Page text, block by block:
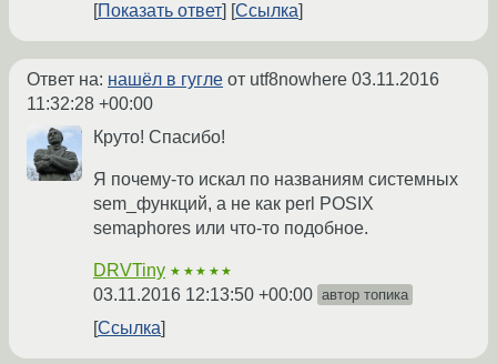
Показать ответ
Ссылка
Ответ на: нашёл в гугле от utf8nowhere 03.11.2016
11:32:28 +00:00
Круто! Спасибо!
Я почему-то искал по названиям системных
sem_функций, а не как perl POSIX
semaphores или что-то подобное.
DRVTiny ★★★★★
03.11.2016 12:13:50 +00:00 автор топика
Ссылка